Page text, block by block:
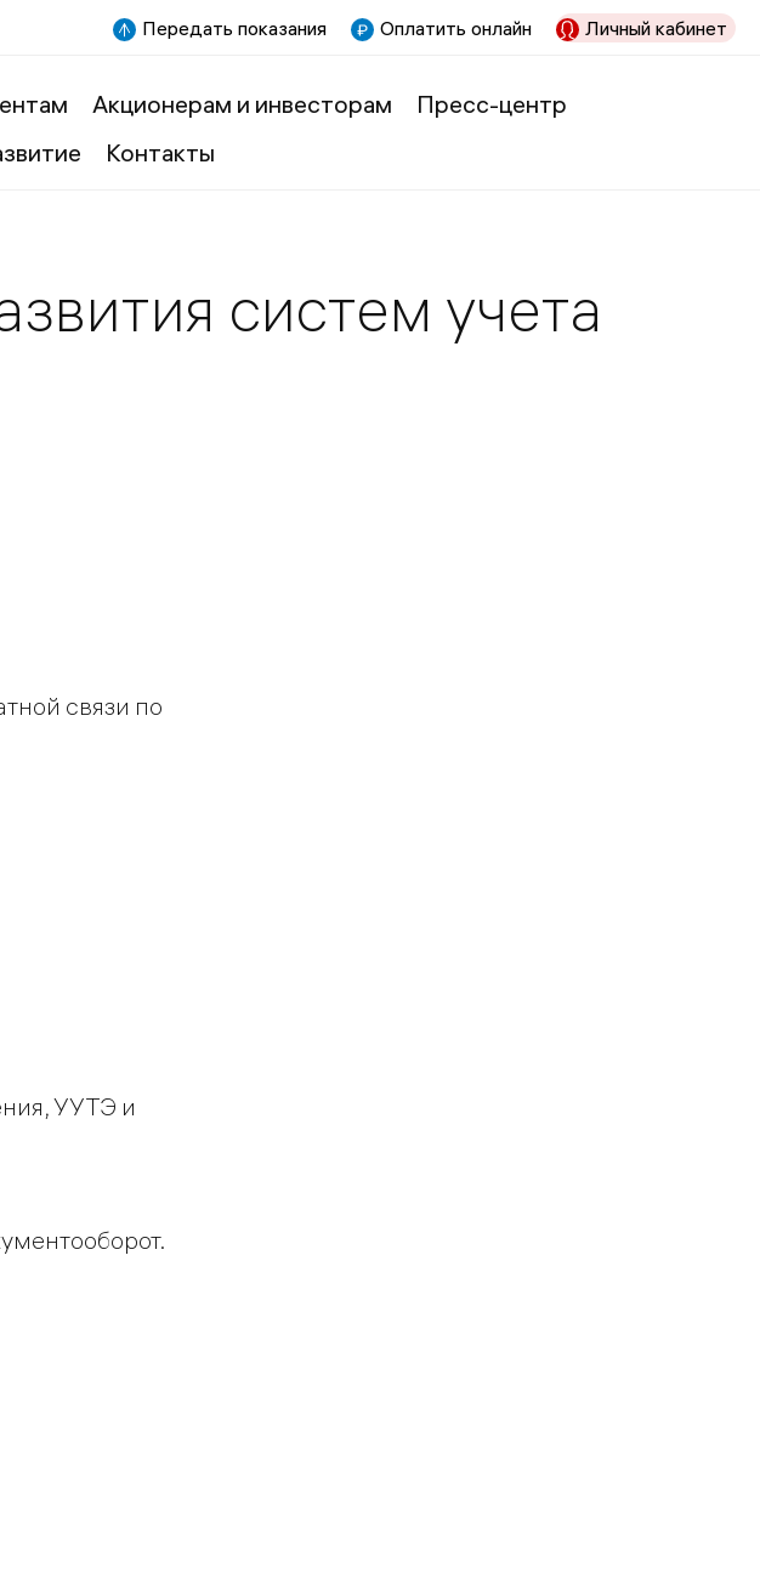
Передать показания Оплатить онлайн Личный кабинет
Акционерам и инвесторам
Пресс-центр
Контакты
систем учета
связи по
УУТЭ и